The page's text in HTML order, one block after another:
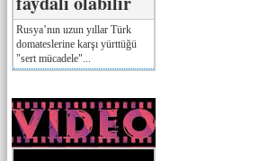
Rusya’nın uzun yıllar Türk
domateslerine karşı yürttüğü
"sert mücadele"...